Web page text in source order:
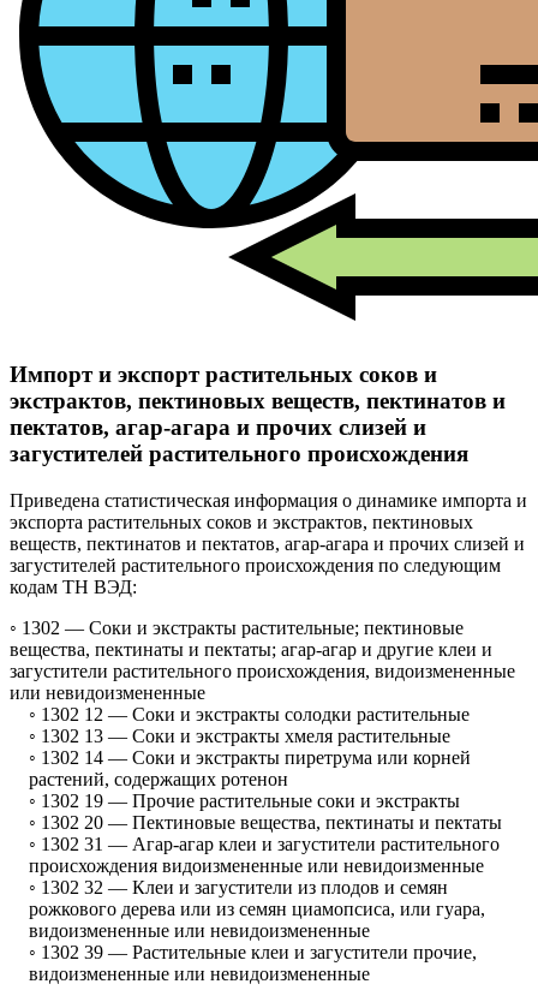
Импорт и экспорт растительных соков и
экстрактов, пектиновых веществ, пектинатов и
пектатов, агар-агара и прочих слизей и
загустителей растительного происхождения
Приведена статистическая информация о динамике импорта и
экспорта растительных соков и экстрактов, пектиновых
веществ, пектинатов и пектатов, агар-агара и прочих слизей и
загустителей растительного происхождения по следующим
кодам ТН ВЭД:
◦ 1302 — Соки и экстракты растительные; пектиновые
вещества, пектинаты и пектаты; агар-агар и другие клеи и
загустители растительного происхождения, видоизмененные
или невидоизмененные
◦ 1302 12 — Соки и экстракты солодки растительные
◦ 1302 13 — Соки и экстракты хмеля растительные
◦ 1302 14 — Соки и экстракты пиретрума или корней
растений, содержащих ротенон
◦ 1302 19 — Прочие растительные соки и экстракты
◦ 1302 20 — Пектиновые вещества, пектинаты и пектаты
◦ 1302 31 — Агар-агар клеи и загустители растительного
происхождения видоизмененные или невидоизменные
◦ 1302 32 — Клеи и загустители из плодов и семян
рожкового дерева или из семян циамопсиса, или гуара,
видоизмененные или невидоизмененные
◦ 1302 39 — Растительные клеи и загустители прочие,
видоизмененные или невидоизмененные